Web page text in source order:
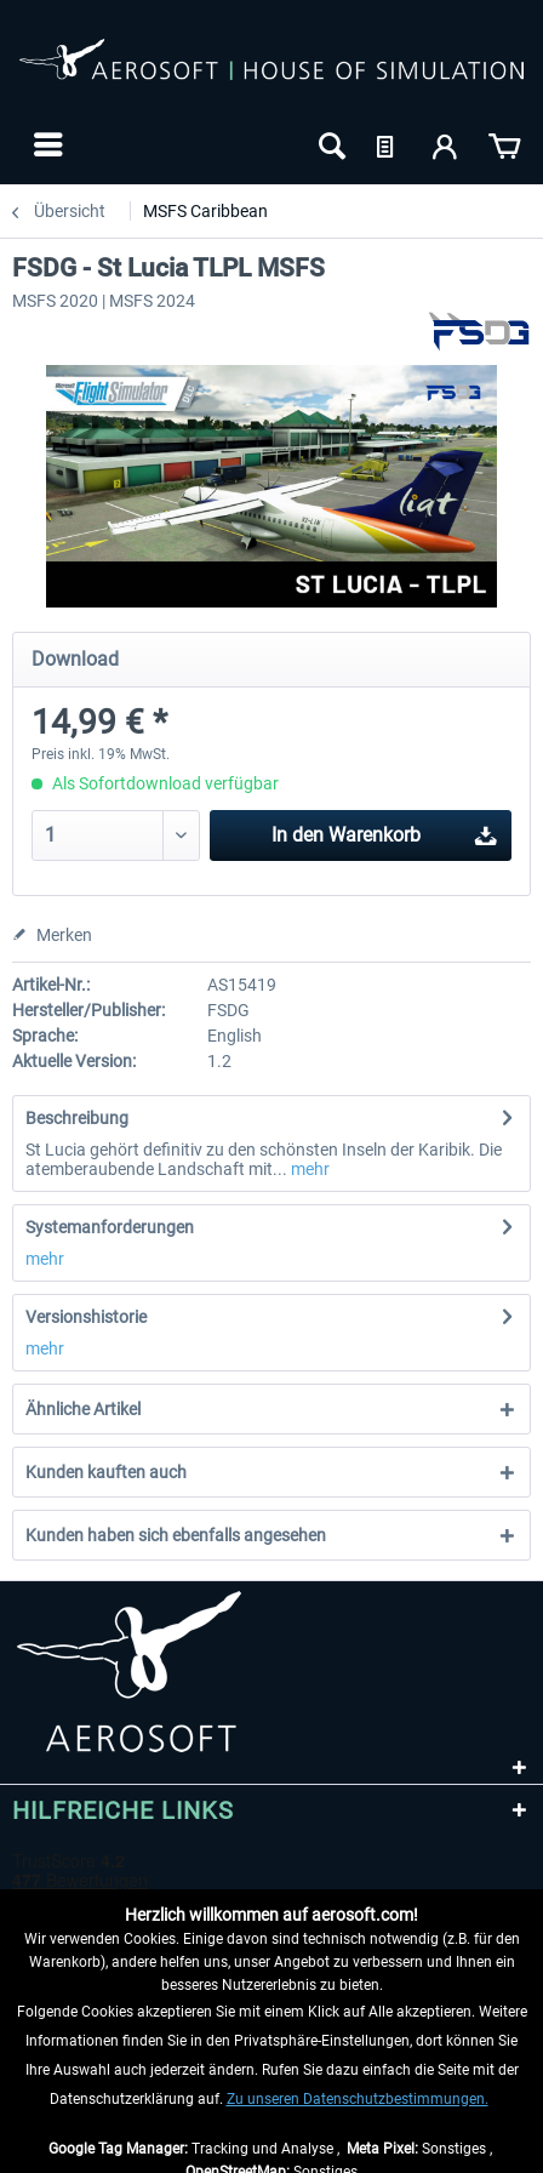
Übersicht MSFS Caribbean
FSDG - St Lucia TLPC MSFS
11,90 € *
FSDG - St Lucia TLPL
FSDG - St Lucia TLPL MSFS
MSFS 2020 | MSFS 2024
Download
14,99 € *
Preis inkl. 19% MwSt.
Als Sofortdownload verfügbar
In den Warenkorb
Merken
Artikel-Nr.:
AS15419
Hersteller/Publisher:
FSDG
Sprache:
English
Aktuelle Version:
1.2
Beschreibung
St Lucia gehört definitiv zu den schönsten Inseln der Karibik. Die
atemberaubende Landschaft mit... mehr
Systemanforderungen
mehr
Versionshistorie
mehr
Ähnliche Artikel
Kunden kauften auch
Kunden haben sich ebenfalls angesehen
HILFREICHE LINKS
VERTRAG WIDERRUFEN
INFORMATIONEN
Herzlich willkommen auf aerosoft.com!
Wir verwenden Cookies. Einige davon sind technisch notwendig (z.B. für den
Warenkorb), andere helfen uns, unser Angebot zu verbessern und Ihnen ein
besseres Nutzererlebnis zu bieten.
Folgende Cookies akzeptieren Sie mit einem Klick auf Alle akzeptieren. Weitere
Informationen finden Sie in den Privatsphäre-Einstellungen, dort können Sie
Ihre Auswahl auch jederzeit ändern. Rufen Sie dazu einfach die Seite mit der
Datenschutzerklärung auf. Zu unseren Datenschutzbestimmungen.
Google Tag Manager:Tracking und Analyse , Meta Pixel:Sonstiges ,